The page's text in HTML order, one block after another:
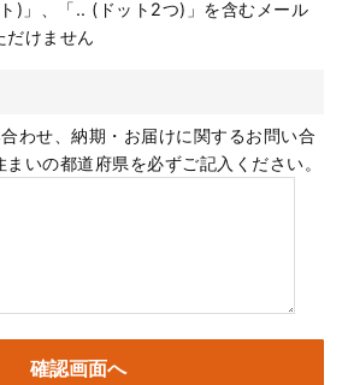
)」、「.. (ドット2つ)」を含むメール
だけません
わせ、納期・お届けに関するお問い合
いの都道府県を必ずご記入ください。